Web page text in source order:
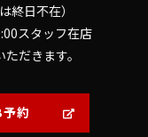
終日不在）
スタッフ在店
だきます。
約